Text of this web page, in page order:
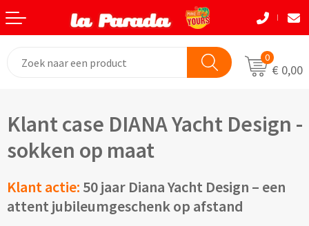
0
€ 0,00
Boodschappentassen bedrukken
Jute tassen bedrukken
Katoenen tassen bedrukken
Custom made shoppers
Custom made papieren tasjes
Custom made strandtassen & drybags
Brievenbusgeschenken
Dag van de Zorg
Eindejaar
Festivals
Gadget liefhebbers
Horeca
Avira
Black+Blum
BOSKA
Acaciahout
Bamboe
Fairtrade katoen
Klant case DIANA Yacht Design -
sokken op maat
Klant actie: 50 jaar Diana Yacht Design – een
attent jubileumgeschenk op afstand